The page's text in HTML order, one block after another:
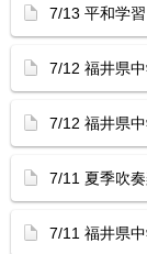
7/13 平和学
7/12 福井県
7/12 福井県
7/11 夏季吹
7/11 福井県